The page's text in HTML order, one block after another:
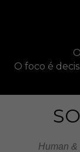
O foco é
Human